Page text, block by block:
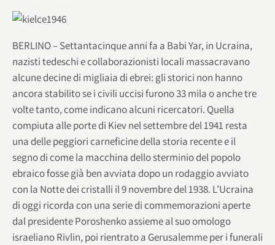
BERLINO – Settantacinque anni fa a Babi Yar, in Ucraina,
nazisti tedeschi e collaborazionisti locali massacravano
alcune decine di migliaia di ebrei: gli storici non hanno
ancora stabilito se i civili uccisi furono 33 mila o anche tre
volte tanto, come indicano alcuni ricercatori. Quella
compiuta alle porte di Kiev nel settembre del 1941 resta
una delle peggiori carneficine della storia recente e il
segno di come la macchina dello sterminio del popolo
ebraico fosse già ben avviata dopo un rodaggio avviato
con la Notte dei cristalli il 9 novembre del 1938. L’Ucraina
di oggi ricorda con una serie di commemorazioni aperte
dal presidente Poroshenko assieme al suo omologo
israeliano Rivlin, poi rientrato a Gerusalemme per i funerali